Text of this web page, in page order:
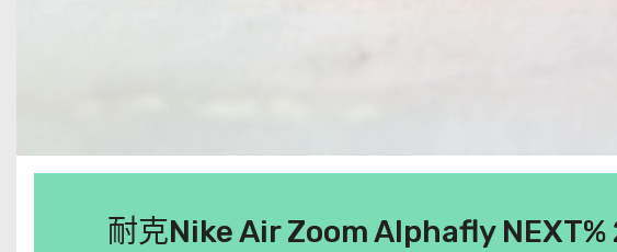
耐克Nike Air Zoom Alphafly